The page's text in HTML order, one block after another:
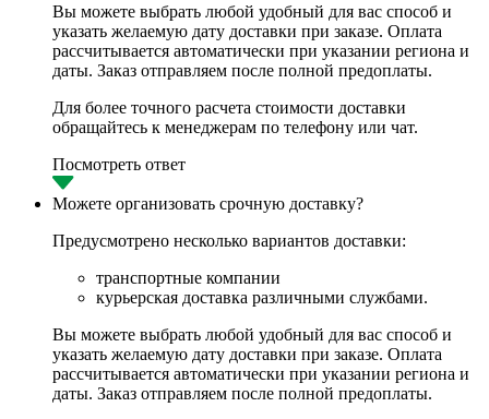
Вы можете выбрать любой удобный для вас способ и
указать желаемую дату доставки при заказе. Оплата
рассчитывается автоматически при указании региона и
даты. Заказ отправляем после полной предоплаты.
Для более точного расчета стоимости доставки
обращайтесь к менеджерам по телефону или чат.
Посмотреть ответ
Можете организовать срочную доставку?
Предусмотрено несколько вариантов доставки:
транспортные компании
курьерская доставка различными службами.
Вы можете выбрать любой удобный для вас способ и
указать желаемую дату доставки при заказе. Оплата
рассчитывается автоматически при указании региона и
даты. Заказ отправляем после полной предоплаты.